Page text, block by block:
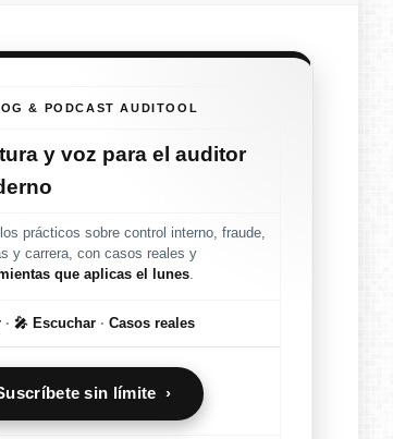
& PODCAST AUDITOOL
y voz para el auditor
prácticos sobre control interno, fraude,
y carrera, con casos reales y
que aplicas el lunes
· 🎤 Escuchar · Casos reales
sin límite ›